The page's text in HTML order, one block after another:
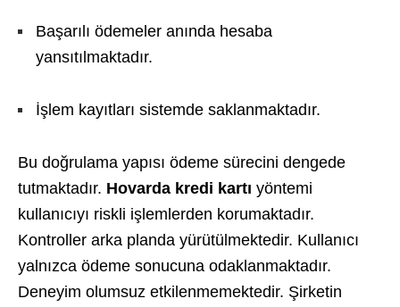
Başarılı ödemeler anında hesaba
yansıtılmaktadır.
İşlem kayıtları sistemde saklanmaktadır.
Bu doğrulama yapısı ödeme sürecini dengede
tutmaktadır. Hovarda kredi kartı yöntemi
kullanıcıyı riskli işlemlerden korumaktadır.
Kontroller arka planda yürütülmektedir. Kullanıcı
yalnızca ödeme sonucuna odaklanmaktadır.
Deneyim olumsuz etkilenmemektedir. Şirketin